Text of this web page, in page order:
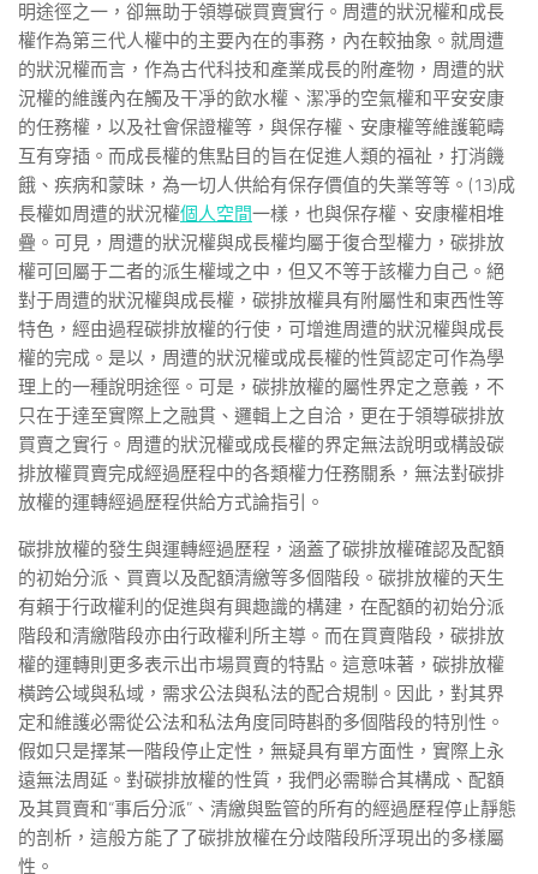
明途徑之一，卻無助于領導碳買賣實行。周遭的狀況權和成長
權作為第三代人權中的主要內在的事務，內在較抽象。就周遭
的狀況權而言，作為古代科技和產業成長的附產物，周遭的狀
況權的維護內在觸及干凈的飲水權、潔凈的空氣權和平安安康
的任務權，以及社會保證權等，與保存權、安康權等維護範疇
互有穿插。而成長權的焦點目的旨在促進人類的福祉，打消饑
餓、疾病和蒙昧，為一切人供給有保存價值的失業等等。(13)成
長權如周遭的狀況權個人空間一樣，也與保存權、安康權相堆
疊。可見，周遭的狀況權與成長權均屬于復合型權力，碳排放
權可回屬于二者的派生權域之中，但又不等于該權力自己。絕
對于周遭的狀況權與成長權，碳排放權具有附屬性和東西性等
特色，經由過程碳排放權的行使，可增進周遭的狀況權與成長
權的完成。是以，周遭的狀況權或成長權的性質認定可作為學
理上的一種說明途徑。可是，碳排放權的屬性界定之意義，不
只在于達至實際上之融貫、邏輯上之自洽，更在于領導碳排放
買賣之實行。周遭的狀況權或成長權的界定無法說明或構設碳
排放權買賣完成經過歷程中的各類權力任務關系，無法對碳排
放權的運轉經過歷程供給方式論指引。
碳排放權的發生與運轉經過歷程，涵蓋了碳排放權確認及配額
的初始分派、買賣以及配額清繳等多個階段。碳排放權的天生
有賴于行政權利的促進與有興趣識的構建，在配額的初始分派
階段和清繳階段亦由行政權利所主導。而在買賣階段，碳排放
權的運轉則更多表示出市場買賣的特點。這意味著，碳排放權
橫跨公域與私域，需求公法與私法的配合規制。因此，對其界
定和維護必需從公法和私法角度同時斟酌多個階段的特別性。
假如只是擇某一階段停止定性，無疑具有單方面性，實際上永
遠無法周延。對碳排放權的性質，我們必需聯合其構成、配額
及其買賣和“事后分派”、清繳與監管的所有的經過歷程停止靜態
的剖析，這般方能了了碳排放權在分歧階段所浮現出的多樣屬
性。